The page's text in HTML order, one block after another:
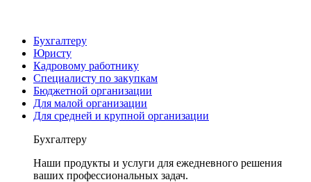
Бухгалтеру
Юристу
Кадровому работнику
Специалисту по закупкам
Бюджетной организации
Для малой организации
Для средней и крупной организации
Бухгалтеру
Наши продукты и услуги для ежедневного решения
ваших профессиональных задач.